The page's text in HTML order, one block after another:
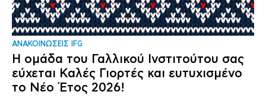
ΑΝΑΚΟΙΝΩΣΕΙΣ IFG
Η ομάδα του Γαλλικού Ινστιτούτου σας
εύχεται Καλές Γιορτές και ευτυχισμένο
το Νέο Έτος 2026!